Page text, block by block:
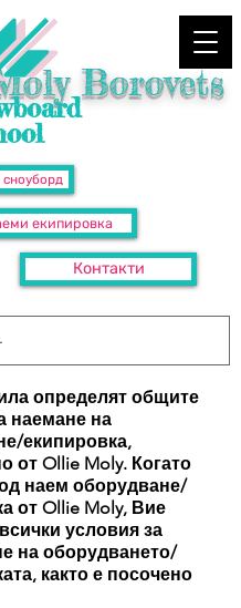
Borovets
екипировка
Контакти
определят общите
наемане на
екипировка,
от Ollie Moly. Когато
наем оборудване/
от Ollie Moly, Вие
условия за
на оборудването/
както е посочено